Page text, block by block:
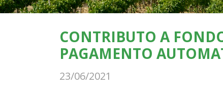
CONTRIBUTO A
PAGAMENTO
23/06/2021